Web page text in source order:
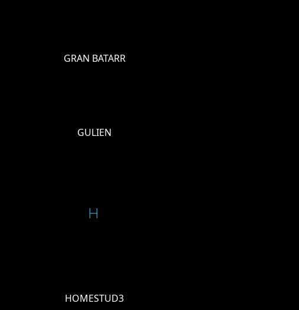
GRAN BATARR
GULIEN
H
HOMESTUD3